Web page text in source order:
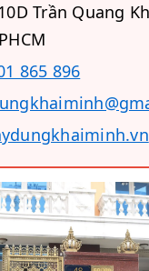
Trần Quang
865 896